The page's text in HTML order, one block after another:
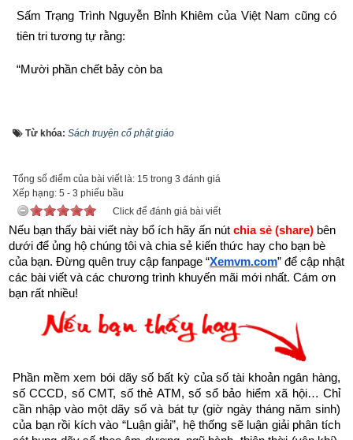
Sấm Trạng Trình Nguyễn Bỉnh Khiêm của Việt Nam cũng có
tiên tri tương tự rằng:
“Mười phần chết bảy còn ba
“Người làm việc thiện thì được thấy, kẻ làm việc ác không
Trên đời có người hành Đại Thiện, gặp kiếp nạn này cũng bình
an”
Từ khóa: Sách truyện cổ phật giáo
Tổng số điểm của bài viết là: 15 trong 3 đánh giá
Xếp hạng: 5 - 3 phiếu bầu
Click để đánh giá bài viết
Nếu bạn thấy bài viết này bổ ích hãy ấn nút chia sẻ (share) bên
dưới để ủng hộ chúng tôi và chia sẻ kiến thức hay cho bạn bè
của bạn. Đừng quên truy cập fanpage “Xemvm.com” để cập nhật
các bài viết và các chương trình khuyến mãi mới nhất. Cám ơn
bạn rất nhiều!
Phần mềm xem bói dãy số bất kỳ của số tài khoản ngân hàng,
số CCCD, số CMT, số thẻ ATM, số sổ bảo hiểm xã hội… Chỉ
cần nhập vào một dãy số và bát tự (giờ ngày tháng năm sinh)
của bạn rồi kích vào “Luận giải”, hệ thống sẽ luận giải phân tích